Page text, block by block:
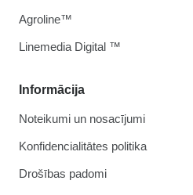
Informācija
Noteikumi un nosacījumi
Konfidencialitātes politika
Drošības padomi
Agroline™
Linemedia Digital ™